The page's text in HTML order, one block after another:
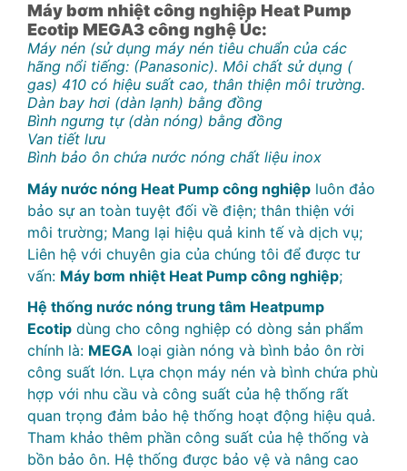
Máy bơm nhiệt công nghiệp Heat Pump
Ecotip MEGA3 công nghệ Úc:
Máy nén (sử dụng máy nén tiêu chuẩn của các
hãng nổi tiếng: (Panasonic). Môi chất sử dụng (
gas) 410 có hiệu suất cao, thân thiện môi trường.
Dàn bay hơi (dàn lạnh) bằng đồng
Bình ngưng tự (dàn nóng) bằng đồng
Van tiết lưu
Bình bảo ôn chứa nước nóng chất liệu inox
Máy nước nóng Heat Pump công nghiệp luôn đảo
bảo sự an toàn tuyệt đối về điện; thân thiện với
môi trường; Mang lại hiệu quả kinh tế và dịch vụ;
Liên hệ với chuyên gia của chúng tôi để được tư
vấn: Máy bơm nhiệt Heat Pump công nghiệp;
Hệ thống nước nóng trung tâm Heatpump
Ecotip dùng cho công nghiệp có dòng sản phẩm
chính là: MEGA loại giàn nóng và bình bảo ôn rời
công suất lớn. Lựa chọn máy nén và bình chứa phù
hợp với nhu cầu và công suất của hệ thống rất
quan trọng đảm bảo hệ thống hoạt động hiệu quả.
Tham khảo thêm phần công suất của hệ thống và
bồn bảo ôn. Hệ thống được bảo vệ và nâng cao